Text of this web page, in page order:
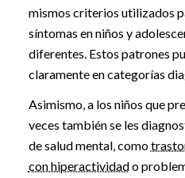
mismos criterios utilizados
síntomas en niños y
diferentes. Estos patrones
claramente en categorías
Asimismo, a los niños que
veces también se les
de salud mental, como
con hiperactividado